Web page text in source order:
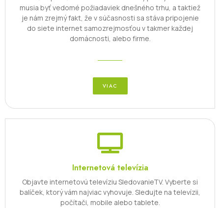
musia byť vedomé požiadaviek dnešného trhu, a taktiež
je nám zrejmý fakt, že v súčasnosti sa stáva pripojenie
do siete internet samozrejmosťou v takmer každej
domácnosti, alebo firme.
VIAC
Internetová televízia
Objavte internetovú televíziu SledovanieTV. Vyberte si
balíček, ktorý vám najviac vyhovuje. Sledujte na televízii,
počítači, mobile alebo tablete.